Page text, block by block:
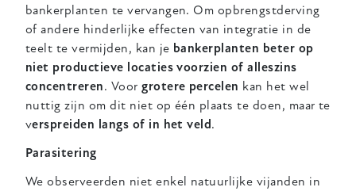
bankerplanten te vervangen. Om opbrengstderving
of andere hinderlijke effecten van integratie in de
teelt te vermijden, kan je bankerplanten beter op
niet productieve locaties voorzien of alleszins
concentreren. Voorgrotere percelen kan het wel
nuttig zijn om dit niet op één plaats te doen, maar te
verspreiden langs of in het veld.
Parasitering
We observeerden niet enkel natuurlijke vijanden in